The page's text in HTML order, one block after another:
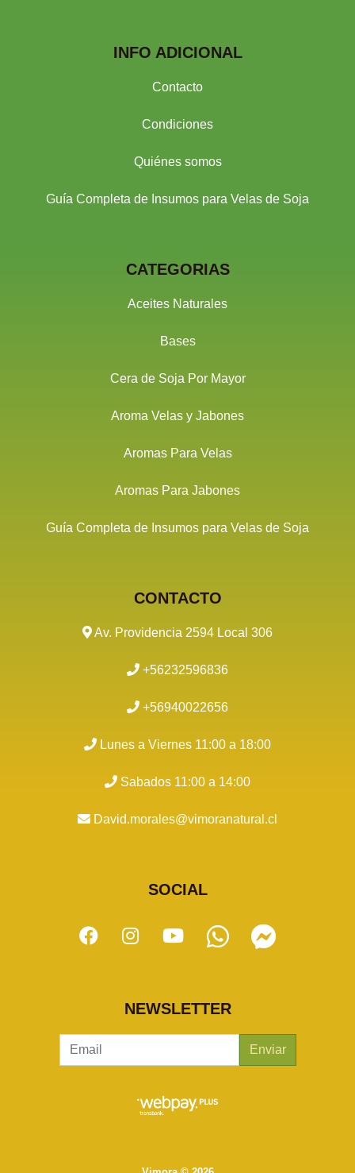
INFO ADICIONAL
Contacto
Condiciones
Quiénes somos
Guía Completa de Insumos para Velas de Soja
CATEGORIAS
Aceites Naturales
Bases
Cera de Soja Por Mayor
Aroma Velas y Jabones
Aromas Para Velas
Aromas Para Jabones
Guía Completa de Insumos para Velas de Soja
CONTACTO
Av. Providencia 2594 Local 306
+56232596836
+56940022656
Lunes a Viernes 11:00 a 18:00
Sabados 11:00 a 14:00
David.morales@vimoranatural.cl
SOCIAL
NEWSLETTER
Enviar